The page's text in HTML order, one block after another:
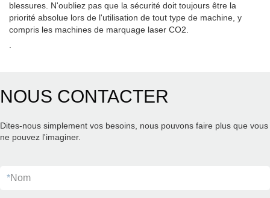
blessures. N'oubliez pas que la sécurité doit toujours être la
priorité absolue lors de l'utilisation de tout type de machine, y
compris les machines de marquage laser CO2.
NOUS CONTACTER
Dites-nous simplement vos besoins, nous pouvons faire plus que vous
ne pouvez l'imaginer.
*Nom